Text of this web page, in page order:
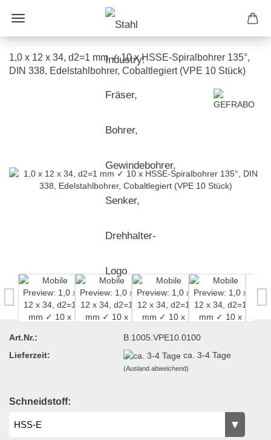
1,0 x 12 x 34, d2=1 mm ✓ 10 x HSSE-Spiralbohrer 135°,
DIN 338, Edelstahlbohrer, Cobaltlegiert (VPE 10 Stück)
Art.Nr.:
B.1005.VPE10.0100
Lieferzeit:
ca. 3-4 Tage
(Ausland abweichend)
Schneidstoff: